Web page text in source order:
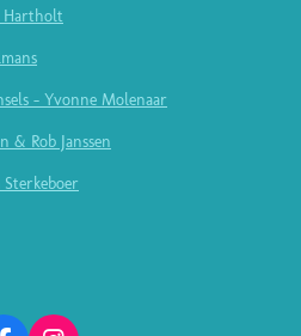
Hartholt
- Yvonne Molenaar
& Rob Janssen